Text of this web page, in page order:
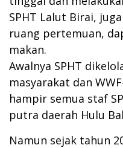
SPHT Lalut Birai,
ruang pertemuan,
makan.
Awalnya SPHT
masyarakat dan
hampir semua staf
putra daerah Hulu
Namun sejak tahun